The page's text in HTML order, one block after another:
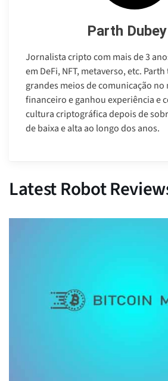
Parth Dubey
Jornalista cripto com mais de 3
em DeFi, NFT, metaverso, etc.
grandes meios de comunicação
financeiro e ganhou experiência e
cultura criptográfica depois de
de baixa e alta ao longo dos anos.
Latest Robot